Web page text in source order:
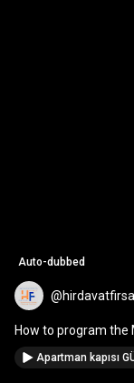
Auto-dubbed
How to program the
Machine and use